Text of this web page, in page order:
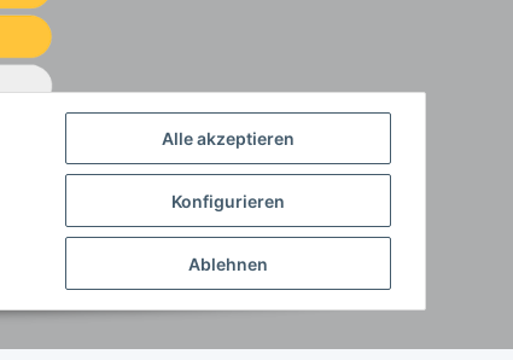
Alle akzeptieren
Konfigurieren
Ablehnen